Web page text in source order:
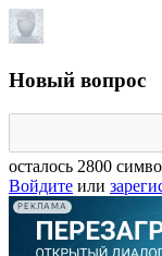
Новый вопрос
осталось 2800
Войдите или
РЕКЛАМА